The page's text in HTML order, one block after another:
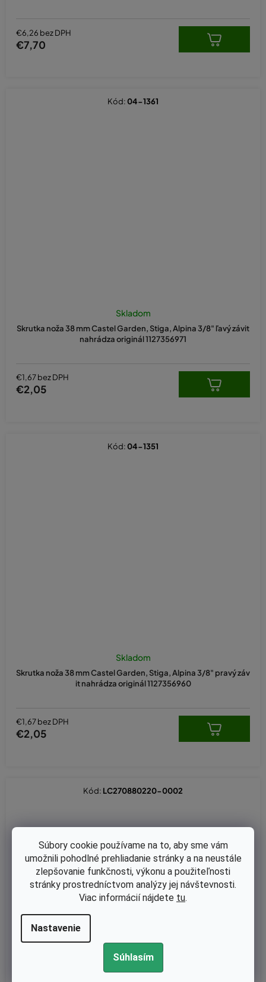
Súbory cookie používame na to, aby sme vám
umožnili pohodlné prehliadanie stránky a na neustále
zlepšovanie funkčnosti, výkonu a použiteľnosti
stránky prostredníctvom analýzy jej návštevnosti.
Viac informácií nájdete tu.
Nastavenie
Súhlasím
€6,26 bez DPH
€7,70
Skrutka noža 38 mm Castel Garden, Stiga, Alpina 3/8" ľavý závit
nahrádza originál 1127356971
Skladom
€1,67 bez DPH
€2,05
Kód:04-1361
Skrutka noža 38 mm Castel Garden, Stiga, Alpina 3/8" pravý záv
it nahrádza originál 1127356960
Skladom
€1,67 bez DPH
€2,05
Kód:04-1351
Kód: LC270880220-0002